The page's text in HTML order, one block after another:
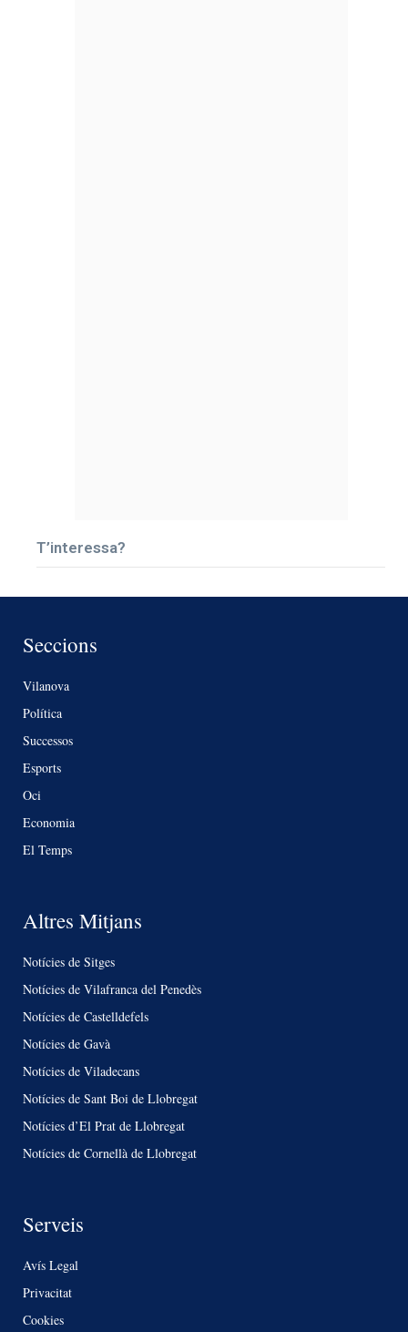
T’interessa?
Seccions
Vilanova
Política
Successos
Esports
Oci
Economia
El Temps
Altres Mitjans
Notícies de Sitges
Notícies de Vilafranca del Penedès
Notícies de Castelldefels
Notícies de Gavà
Notícies de Viladecans
Notícies de Sant Boi de Llobregat
Notícies d’El Prat de Llobregat
Notícies de Cornellà de Llobregat
Serveis
Avís Legal
Privacitat
Cookies